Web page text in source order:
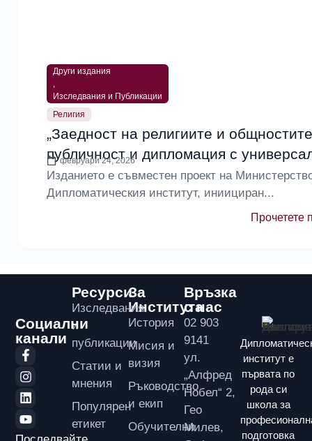
Други издания
Изследвания и Публикации
Религия
„Заедност на религиите и
публичност и дипломация с
февруари 24, 2026
Изданието е съвместен проект на
Дипломатическия институт, иниициран...
Прочетете
институт е
първата по
рода си
школа за
подготовка
За
Института
История
Мисия и
визия
Ръководство
и екип
Обучителни
Ресурси
Изследвания
и
публикации
Статии и
мнения
Популярен
етикет
Връзка
с нас
02 903
9141
ул.
„Алфред
Нобел“ 2,
Гео
Милев,
Социални
канали